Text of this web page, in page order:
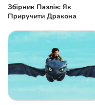
Збірник Пазлів: Як
Приручити Дракона